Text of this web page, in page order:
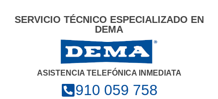
SERVICIO TÉCNICO ESPECIALIZADO EN
DEMA
ASISTENCIA TELEFÓNICA INMEDIATA
910 059 758